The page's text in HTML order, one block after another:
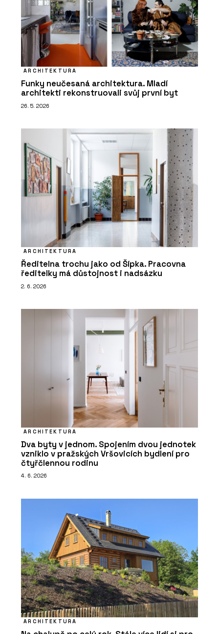
ARCHITEKTURA
Funky neučesaná architektura. Mladí
architekti rekonstruovali svůj první byt
26. 5. 2026
ARCHITEKTURA
Ředitelna trochu jako od Šípka. Pracovna
ředitelky má důstojnost i nadsázku
2. 6. 2026
ARCHITEKTURA
Dva byty v jednom. Spojením dvou jednotek
vzniklo v pražských Vršovicích bydlení pro
čtyřčlennou rodinu
4. 6. 2026
ARCHITEKTURA